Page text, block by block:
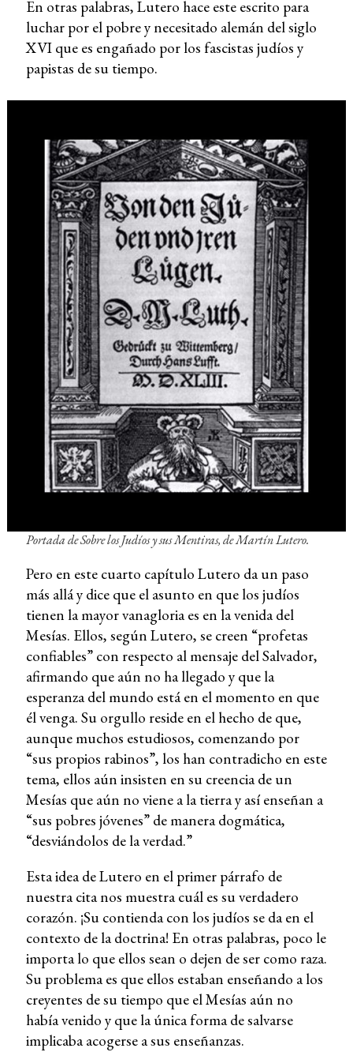
En otras palabras, Lutero hace este escrito para
luchar por el pobre y necesitado alemán del siglo
XVI que es engañado por los fascistas judíos y
papistas de su tiempo.
Portada deSobre los Judíos y sus Mentiras, de Martín Lutero.
Pero en este cuarto capítulo Lutero da un paso
más allá y dice que el asunto en que los judíos
tienen la mayor vanagloria es en la venida del
Mesías. Ellos, según Lutero, se creen “profetas
confiables” con respecto al mensaje del Salvador,
afirmando que aún no ha llegado y que la
esperanza del mundo está en el momento en que
él venga. Su orgullo reside en el hecho de que,
aunque muchos estudiosos, comenzando por
“sus propios rabinos”, los han contradicho en este
tema, ellos aún insisten en su creencia de un
Mesías que aún no viene a la tierra y así enseñan a
“sus pobres jóvenes” de manera dogmática,
“desviándolos de la verdad.”
Esta idea de Lutero en el primer párrafo de
nuestra cita nos muestra cuál es su verdadero
corazón. ¡Su contienda con los judíos se da en el
contexto de la doctrina! En otras palabras, poco le
importa lo que ellos sean o dejen de ser como raza.
Su problema es que ellos estaban enseñando a los
creyentes de su tiempo que el Mesías aún no
había venido y que la única forma de salvarse
implicaba acogerse a sus enseñanzas.